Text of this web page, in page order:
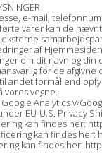
e-mail,
varer kan de
af
om dit navn og
for de
andet formål end
vegne.
Analytics v/
EU-U.S. Privacy
kan findes her:
kan findes her:
kan findes her: